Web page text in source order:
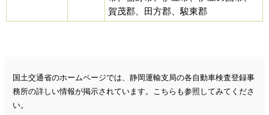
賀茂郡、田方郡、駿東郡
国土交通省のホームページでは、静岡運輸支局の各自動車検査登録事
務所の詳しい情報が掲示されています。こちらも参照してみてくださ
い。